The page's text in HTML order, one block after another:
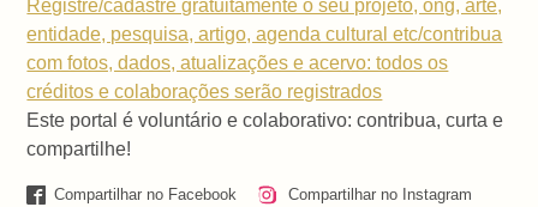
Registre/cadastre gratuitamente o seu projeto, ong, arte,
entidade, pesquisa, artigo, agenda cultural etc/contribua
com fotos, dados, atualizações e acervo: todos os
créditos e colaborações serão registrados
Este portal é voluntário e colaborativo: contribua, curta e
compartilhe!
Compartilhar no Facebook
Compartilhar no Instagram